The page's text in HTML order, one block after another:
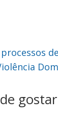
gostar